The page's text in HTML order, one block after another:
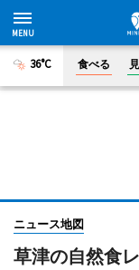
36°C 食べる
ニュース地図
草津の自然食